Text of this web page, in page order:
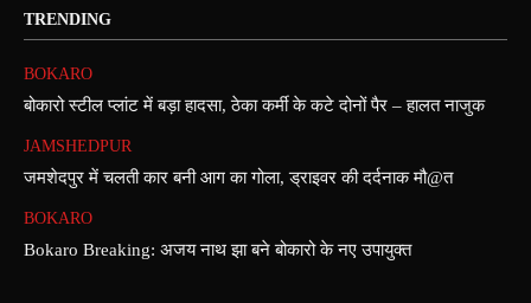
TRENDING
BOKARO
बोकारो स्टील प्लांट में बड़ा हादसा, ठेका कर्मी के कटे दोनों पैर – हालत नाजुक
JAMSHEDPUR
जमशेदपुर में चलती कार बनी आग का गोला, ड्राइवर की दर्दनाक मौ@त
BOKARO
Bokaro Breaking: अजय नाथ झा बने बोकारो के नए उपायुक्त